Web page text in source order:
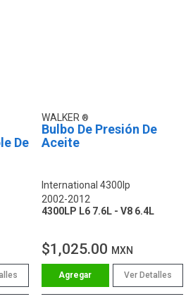
De
WALKER
Bulbo De Presión De
Aceite
International 4300lp
2002-2012
4300LP L6 7.6L - V8 6.4L
$1,025.00 MXN
Ver Detalles